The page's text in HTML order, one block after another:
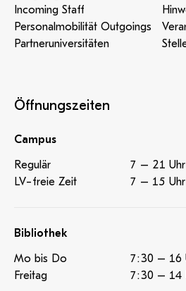
Incoming Staff
Personalmobilität Outgoings
Partneruniversitäten
Öffnungszeiten
Campus
Regulär
7 – 21 Uhr
LV-freie Zeit
7 – 15 Uhr
Bibliothek
Mo bis Do
7:30 – 16
Freitag
7:30 – 14